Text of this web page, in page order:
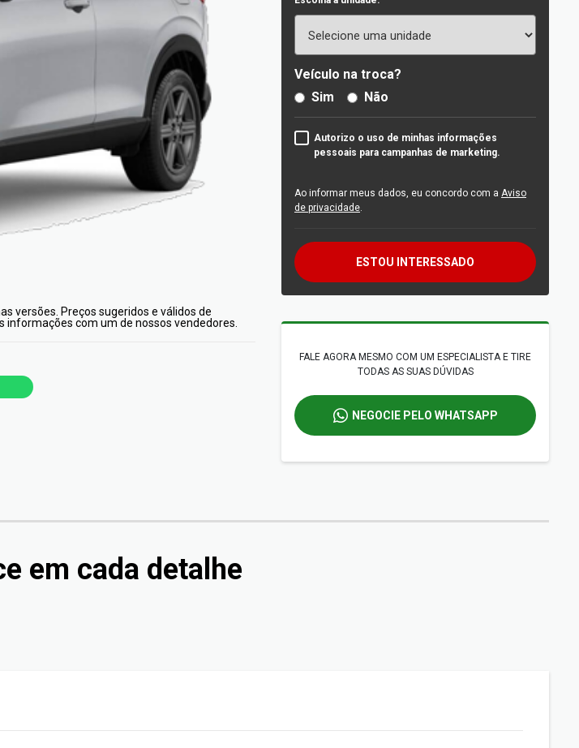
versões. Preços sugeridos e válidos de
informações com um de nossos vendedores.
Veículo na troca?
Sim
Não
Autorizo o uso de minhas informações
pessoais para campanhas de marketing.
Ao informar meus dados, eu concordo com a Aviso
de privacidade.
ESTOU INTERESSADO
FALE AGORA MESMO COM UM ESPECIALISTA E TIRE
TODAS AS SUAS DÚVIDAS
NEGOCIE PELO WHATSAPP
em cada detalhe